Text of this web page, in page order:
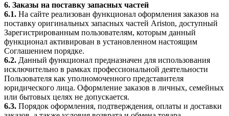
6. Заказы на поставку запасных частей
6.1. На сайте реализован функционал оформления заказов на
поставку оригинальных запасных частей Ariston, доступный
Зарегистрированным пользователям, которым данный
функционал активирован в установленном настоящим
Соглашением порядке.
6.2. Данный функционал предназначен для использования
исключительно в рамках профессиональной деятельности
Пользователя как уполномоченного представителя
юридического лица. Оформление заказов в личных, семейных
или бытовых целях не допускается.
6.3. Порядок оформления, подтверждения, оплаты и доставки